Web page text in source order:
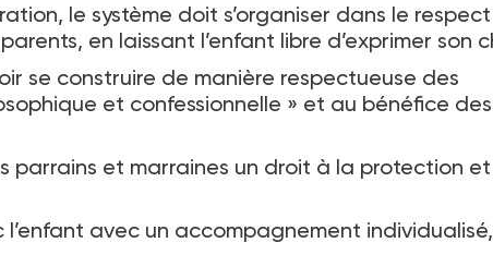
le système doit s’organiser dans le
en laissant l’enfant libre d’exprimer son
se construire de manière respectueuse des
et confessionnelle » et au bénéfice des
parrains et marraines un droit à la protection
avec un accompagnement individualisé,